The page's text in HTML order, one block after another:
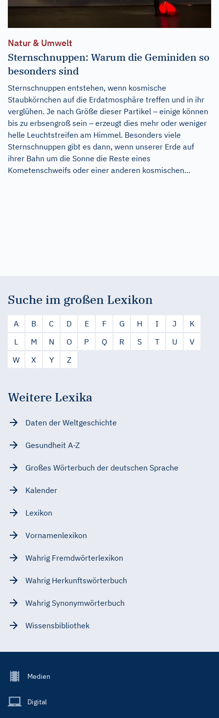
Natur & Umwelt
Sternschnuppen: Warum die Geminiden so
besonders sind
Sternschnuppen entstehen, wenn kosmische
Staubkörnchen auf die Erdatmosphäre treffen und in ihr
verglühen. Je nach Größe dieser Partikel – einige können
bis zu erbsengroß sein – erzeugt dies mehr oder weniger
helle Leuchtstreifen am Himmel. Besonders viele
Sternschnuppen gibt es dann, wenn unserer Erde auf
ihrer Bahn um die Sonne die Reste eines
Kometenschweifs oder einer anderen kosmischen...
Suche im großen Lexikon
A B C D E F G H I J
K
L
M N O P Q R S T U
V
W
X Y Z
Weitere Lexika
Daten der Weltgeschichte
Gesundheit A-Z
Großes Wörterbuch der deutschen Sprache
Kalender
Lexikon
Vornamenlexikon
Wahrig Fremdwörterlexikon
Wahrig Herkunftswörterbuch
Wahrig Synonymwörterbuch
Wissensbibliothek
Footer
Main
Medien
Digital